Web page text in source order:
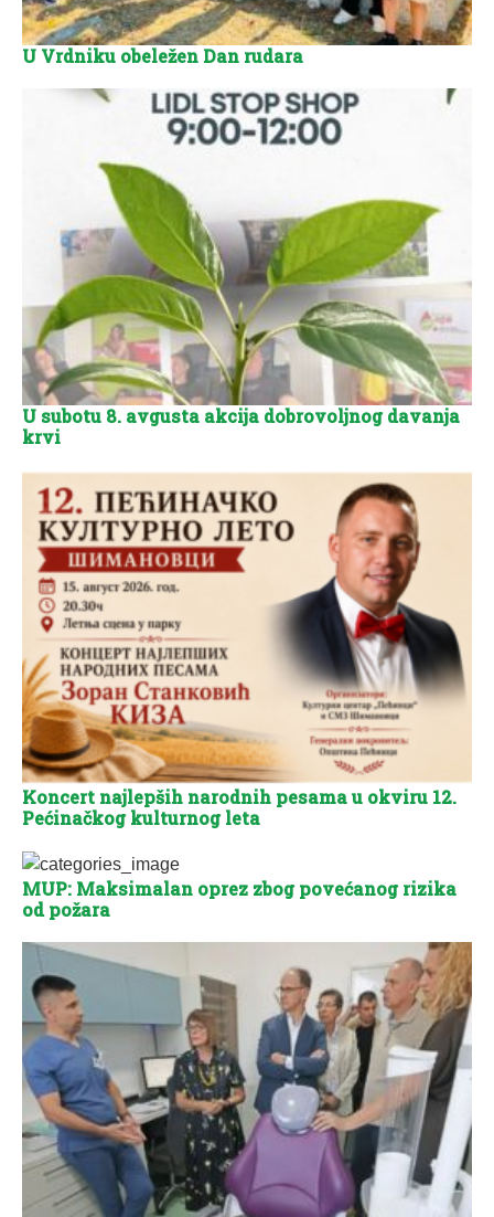
U Vrdniku obeležen Dan rudara
U subotu 8. avgusta akcija dobrovoljnog davanja
krvi
Koncert najlepših narodnih pesama u okviru 12.
Pećinačkog kulturnog leta
MUP: Maksimalan oprez zbog povećanog rizika
od požara